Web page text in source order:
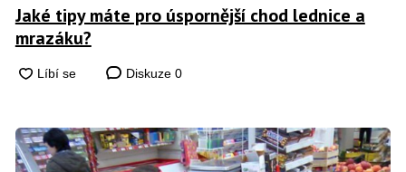
Jaké tipy máte pro úspornější chod lednice a
mrazáku?
Diskuze 0